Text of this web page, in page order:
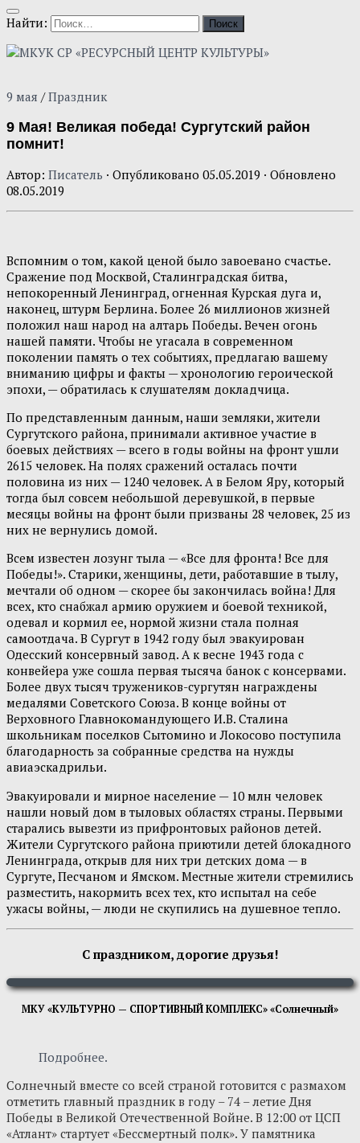
Найти:
9 мая / Праздник
9 Мая! Великая победа! Сургутский район
помнит!
Автор: Писатель · Опубликовано 05.05.2019 · Обновлено
08.05.2019
Вспомним о том, какой ценой было завоевано счастье.
Сражение под Москвой, Сталинградская битва,
непокоренный Ленинград, огненная Курская дуга и,
наконец, штурм Берлина. Более 26 миллионов жизней
положил наш народ на алтарь Победы. Вечен огонь
нашей памяти. Чтобы не угасала в современном
поколении память о тех событиях, предлагаю вашему
вниманию цифры и факты — хронологию героической
эпохи, — обратилась к слушателям докладчица.
По представленным данным, наши земляки, жители
Сургутского района, принимали активное участие в
боевых действиях — всего в годы войны на фронт ушли
2615 человек. На полях сражений осталась почти
половина из них — 1240 человек. А в Белом Яру, который
тогда был совсем небольшой деревушкой, в первые
месяцы войны на фронт были призваны 28 человек, 25 из
них не вернулись домой.
Всем известен лозунг тыла — «Все для фронта! Все для
Победы!». Старики, женщины, дети, работавшие в тылу,
мечтали об одном — скорее бы закончилась война! Для
всех, кто снабжал армию оружием и боевой техникой,
одевал и кормил ее, нормой жизни стала полная
самоотдача. В Сургут в 1942 году был эвакуирован
Одесский консервный завод. А к весне 1943 года с
конвейера уже сошла первая тысяча банок с консервами.
Более двух тысяч тружеников-сургутян награждены
медалями Советского Союза. В конце войны от
Верховного Главнокомандующего И.В. Сталина
школьникам поселков Сытомино и Локосово поступила
благодарность за собранные средства на нужды
авиаэскадрильи.
Эвакуировали и мирное население — 10 млн человек
нашли новый дом в тыловых областях страны. Первыми
старались вывезти из прифронтовых районов детей.
Жители Сургутского района приютили детей блокадного
Ленинграда, открыв для них три детских дома — в
Сургуте, Песчаном и Ямском. Местные жители стремились
разместить, накормить всех тех, кто испытал на себе
ужасы войны, — люди не скупились на душевное тепло.
С праздником, дорогие друзья!
МКУ «КУЛЬТУРНО — СПОРТИВНЫЙ КОМПЛЕКС» «Солнечный»
Подробнее.
Солнечный вместе со всей страной готовится с размахом
отметить главный праздник в году – 74 – летие Дня
Победы в Великой Отечественной Войне. В 12:00 от ЦСП
«Атлант» стартует «Бессмертный полк». У памятника